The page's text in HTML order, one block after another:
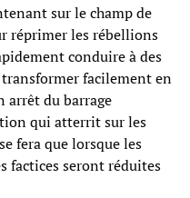
sur le champ de
réprimer les rébellions
conduire à des
facilement en
arrêt du barrage
qui atterrit sur les
fera que lorsque les
factices seront réduites